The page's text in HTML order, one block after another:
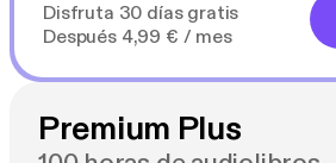
Disfruta 30 días gratis
Después 4,99 € / mes
Premium Plus